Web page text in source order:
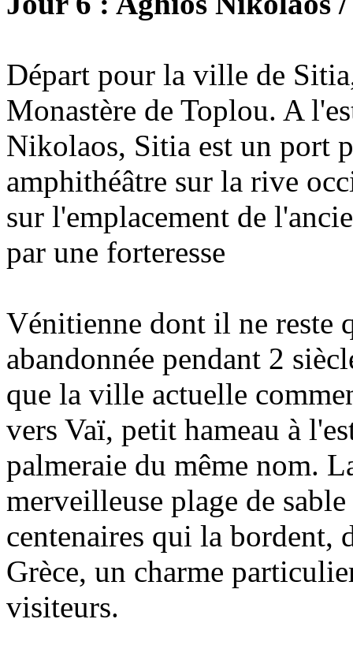
Départ pour la ville de
Monastère de Toplou. A
Nikolaos, Sitia est un port
amphithéâtre sur la rive
sur l'emplacement de
par une forteresse
Vénitienne dont il ne reste
abandonnée pendant 2
que la ville actuelle
vers Vaï, petit hameau à
palmeraie du même nom.
merveilleuse plage de
centenaires qui la bordent,
Grèce, un charme
visiteurs.